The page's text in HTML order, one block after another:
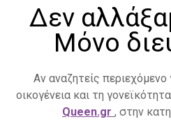
Δεν
Μόνο
Αν αναζητείς
οικογένεια και τη
Queen.gr , στην